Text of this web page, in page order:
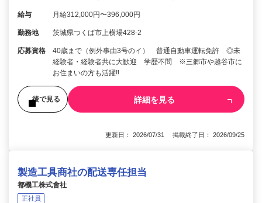
給与 月給312,000円〜396,000円
勤務地 茨城県つくば市上横場428-2
応募資格
40歳まで（例外事由3号のイ） 普通自動車運転免許 ◎未
経験者・経験者共に大歓迎 学歴不問 ※三郷市や越谷市に
お住まいの方も活躍‼︎
後で見る 詳細を見る
更新日： 2026/07/31 掲載終了日： 2026/09/25
製造工具商社の配送専任担当
都機工株式會社
正社員